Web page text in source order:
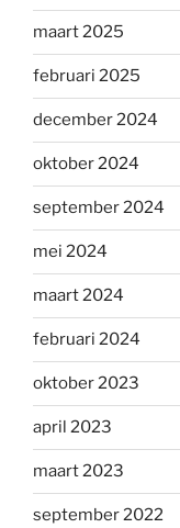
maart 2025
februari 2025
december 2024
oktober 2024
september 2024
mei 2024
maart 2024
februari 2024
oktober 2023
april 2023
maart 2023
september 2022